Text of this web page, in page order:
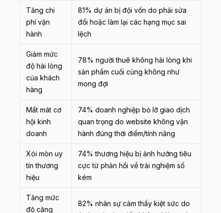
Tăng chi
phí vận
hành
81% dự án bị đội vốn do phải sửa
đổi hoặc làm lại các hạng mục sai
lệch
Giảm mức
độ hài lòng
của khách
hàng
78% người thuê không hài lòng khi
sản phẩm cuối cùng không như
mong đợi
Mất mát cơ
hội kinh
doanh
74% doanh nghiệp bỏ lỡ giao dịch
quan trọng do website không vận
hành đúng thời điểm/tính năng
Xói mòn uy
tín thương
hiệu
74% thương hiệu bị ảnh hưởng tiêu
cực từ phản hồi về trải nghiệm số
kém
Tăng mức
độ căng
82% nhân sự cảm thấy kiệt sức do